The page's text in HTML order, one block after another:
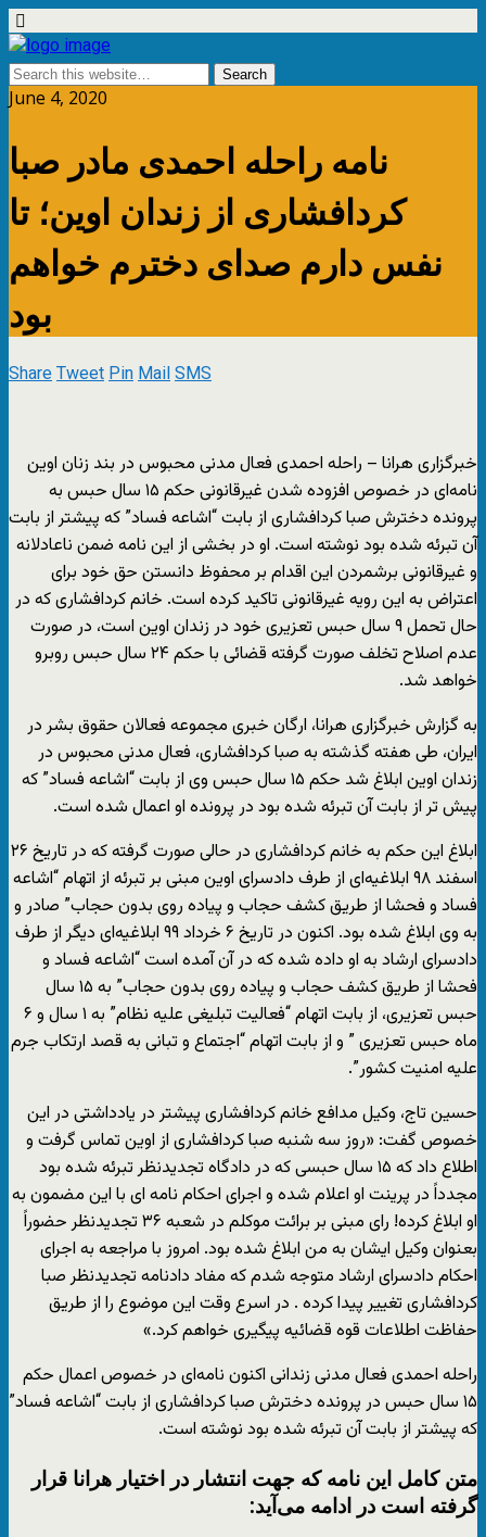
June 4, 2020
نامه راحله احمدی مادر صبا
کردافشاری از زندان اوین؛ تا
نفس دارم صدای دخترم خواهم
بود
ShareTweetPinMailSMS
خبرگزاری هرانا – راحله احمدی فعال مدنی محبوس در بند زنان اوین
نامه‌ای در خصوص افزوده شدن غیرقانونی حکم ۱۵ سال حبس به
پرونده دخترش صبا کردافشاری از بابت “اشاعه فساد” که پیشتر از بابت
آن تبرئه شده بود نوشته است. او در بخشی از این نامه ضمن ناعادلانه
و غیرقانونی برشمردن این اقدام بر محفوظ دانستن حق خود برای
اعتراض به این رویه غیرقانونی تاکید کرده است. خانم کردافشاری که در
حال تحمل ۹ سال حبس تعزیری خود در زندان اوین است، در صورت
عدم اصلاح تخلف صورت گرفته قضائی با حکم ۲۴ سال حبس روبرو
خواهد شد.
به گزارش خبرگزاری هرانا، ارگان خبری مجموعه فعالان حقوق بشر در
ایران، طی هفته گذشته به صبا کردافشاری، فعال مدنی محبوس در
زندان اوین ابلاغ شد حکم ۱۵ سال حبس وی از بابت “اشاعه فساد” که
پیش تر از بابت آن تبرئه شده بود در پرونده او اعمال شده است.
ابلاغ این حکم به خانم کردافشاری در حالی صورت گرفته که در تاریخ ۲۶
اسفند ۹۸ ابلاغیه‌ای از طرف دادسرای اوین مبنی بر تبرئه از اتهام “اشاعه
فساد و فحشا از طریق کشف حجاب و پیاده روی بدون حجاب” صادر و
به وی ابلاغ شده بود. اکنون در تاریخ ۶ خرداد ۹۹ ابلاغیه‌ای دیگر از طرف
دادسرای ارشاد به او داده شده که در آن آمده است “اشاعه فساد و
فحشا از طریق کشف حجاب و پیاده روی بدون حجاب” به ۱۵ سال
حبس تعزیری، از بابت اتهام “فعالیت تبلیغی علیه نظام” به ۱ سال و ۶
ماه حبس تعزیری ” و از بابت اتهام “اجتماع و تبانی به قصد ارتکاب جرم
علیه امنیت کشور”.
حسین تاج، وکیل مدافع خانم کردافشاری پیشتر در یادداشتی در این
خصوص گفت: «روز سه شنبه صبا کردافشاری از اوین تماس گرفت و
اطلاع داد که ۱۵ سال حبسی که در دادگاه تجدیدنظر تبرئه شده بود
مجدداً در پرینت او اعلام شده و اجرای احکام نامه ای با این مضمون به
او ابلاغ کرده! رای مبنی بر برائت موکلم در شعبه ۳۶ تجدیدنظر حضوراً
بعنوان وکیل ایشان به من ابلاغ شده بود. امروز با مراجعه به اجرای
احکام دادسرای ارشاد متوجه شدم که مفاد دادنامه تجدیدنظر صبا
کردافشاری تغییر پیدا کرده . در اسرع وقت این موضوع را از طریق
حفاظت اطلاعات قوه قضائیه پیگیری خواهم کرد.»
راحله احمدی فعال مدنی زندانی اکنون نامه‌ای در خصوص اعمال حکم
۱۵ سال حبس در پرونده دخترش صبا کردافشاری از بابت “اشاعه فساد”
که پیشتر از بابت آن تبرئه شده بود نوشته است.
متن کامل این نامه که جهت انتشار در اختیار هرانا قرار
گرفته است در ادامه می‌آید: